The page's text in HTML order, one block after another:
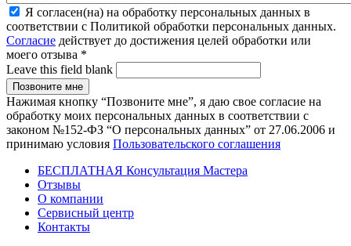
Я согласен(на) на обработку персональных данных в
соответствии с Политикой обработки персональных данных.
Согласие действует до достижения целей обработки или
моего отзыва *
Leave this field blank
Нажимая кнопку “Позвоните мне”, я даю свое согласие на
обработку моих персональных данных в соответствии с
законом №152-ФЗ “О персональных данных” от 27.06.2006 и
принимаю условия Пользовательского соглашения
БЕСПЛАТНАЯ Консультация Мастера
Отзывы
О компании
Сервисный центр
Контакты